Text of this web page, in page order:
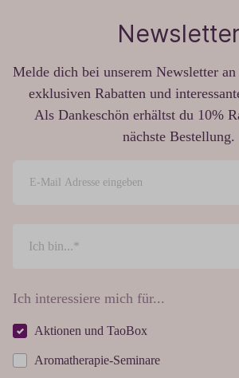
Melde dich bei unserem Newsletter
exklusiven Rabatten und
Als Dankeschön erhältst du 10%
nächste Bestellung.
Ich interessiere mich für...
Aktionen und TaoBox
Aromatherapie-Seminare